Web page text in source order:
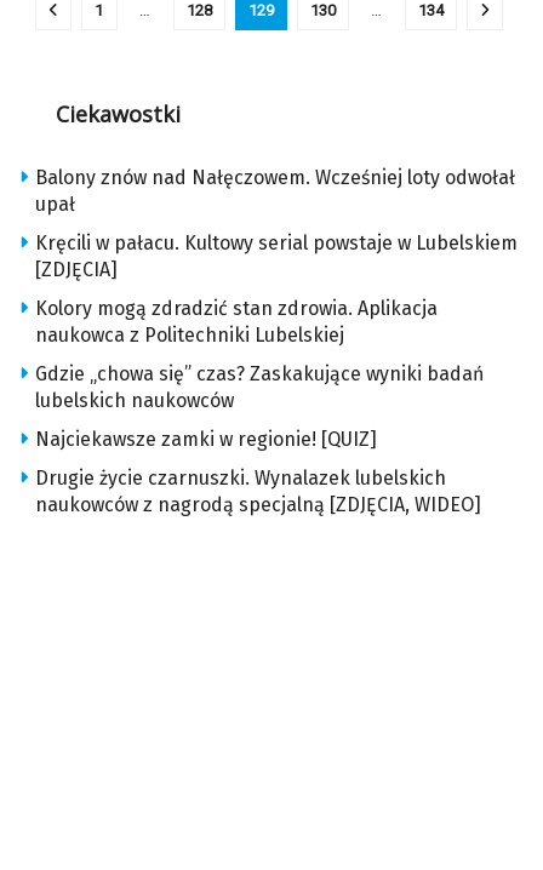
1 … 128 129 130 … 134
Ciekawostki
Balony znów nad Nałęczowem. Wcześniej loty odwołał
upał
Kręcili w pałacu. Kultowy serial powstaje w Lubelskiem
[ZDJĘCIA]
Kolory mogą zdradzić stan zdrowia. Aplikacja
naukowca z Politechniki Lubelskiej
Gdzie „chowa się” czas? Zaskakujące wyniki badań
lubelskich naukowców
Najciekawsze zamki w regionie! [QUIZ]
Drugie życie czarnuszki. Wynalazek lubelskich
naukowców z nagrodą specjalną [ZDJĘCIA, WIDEO]